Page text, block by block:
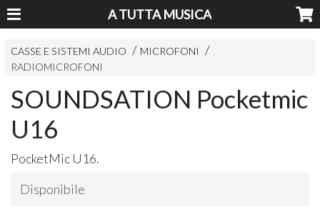
A TUTTA MUSICA
CASSE E SISTEMI AUDIO
MICROFONI
RADIOMICROFONI
SOUNDSATION Pocketmic
U16
PocketMic U16.
Disponibile